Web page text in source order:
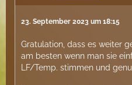
23. September 2023 um 18:15
Gratulation, dass es weiter
am besten wenn man sie
LF/Temp. stimmen und